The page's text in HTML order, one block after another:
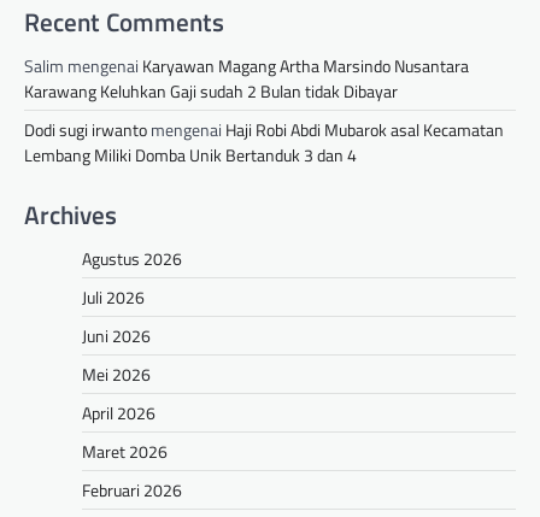
Recent Comments
Salim mengenai Karyawan Magang Artha Marsindo Nusantara
Karawang Keluhkan Gaji sudah 2 Bulan tidak Dibayar
Dodi sugi irwantomengenai Haji Robi Abdi Mubarok asal Kecamatan
Lembang Miliki Domba Unik Bertanduk 3 dan 4
Archives
Agustus 2026
Juli 2026
Juni 2026
Mei 2026
April 2026
Maret 2026
Februari 2026